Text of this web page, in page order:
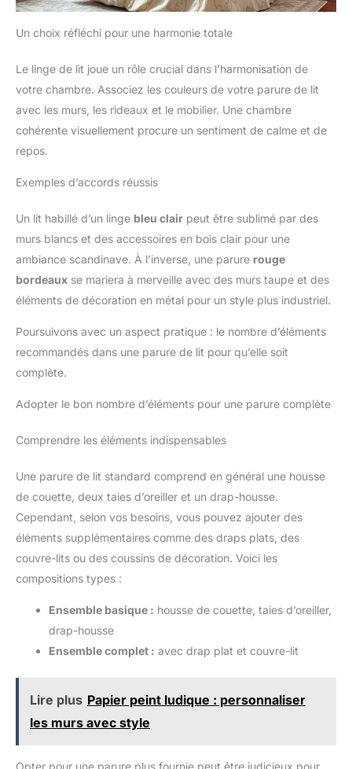
Un choix réfléchi pour une harmonie totale
Le linge de lit joue un rôle crucial dans l’harmonisation de
votre chambre. Associez les couleurs de votre parure de lit
avec les murs, les rideaux et le mobilier. Une chambre
cohérente visuellement procure un sentiment de calme et de
repos.
Exemples d’accords réussis
Un lit habillé d’un linge bleu clair peut être sublimé par des
murs blancs et des accessoires en bois clair pour une
ambiance scandinave. À l’inverse, une parure rouge
bordeaux se mariera à merveille avec des murs taupe et des
éléments de décoration en métal pour un style plus industriel.
Poursuivons avec un aspect pratique : le nombre d’éléments
recommandés dans une parure de lit pour qu’elle soit
complète.
Adopter le bon nombre d’éléments pour une parure complète
Comprendre les éléments indispensables
Une parure de lit standard comprend en général une housse
de couette, deux taies d’oreiller et un drap-housse.
Cependant, selon vos besoins, vous pouvez ajouter des
éléments supplémentaires comme des draps plats, des
couvre-lits ou des coussins de décoration. Voici les
compositions types :
Ensemble basique : housse de couette, taies d’oreiller,
drap-housse
Ensemble complet : avec drap plat et couvre-lit
Lire plus Papier peint ludique : personnaliser
les murs avec style